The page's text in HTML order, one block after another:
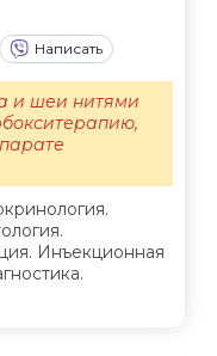
Написать
Инъекционная
и шеи нитями